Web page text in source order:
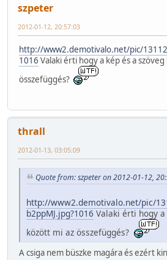
szpeter
2012-01-12, 20:57:03
http://www2.demotivalo.net/pic/
1016 Valaki érti hogy a kép és a
összefüggés?
thrall
2012-01-13, 03:05:09
Quote from: szpeter on 2012-01-12,
http://www2.demotivalo.net/pic/
b2ppMJ.jpg?1016 Valaki érti hogy
között mi az összefüggés?
A csiga nem büszke magára és ezért